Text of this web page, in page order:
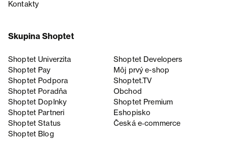
Kontakty
Skupina Shoptet
Shoptet Univerzita
Shoptet Developers
Shoptet Pay
Môj prvý e-shop
Shoptet Podpora
Shoptet.TV
Shoptet Poradňa
Obchod
Shoptet Doplnky
Shoptet Premium
Shoptet Partneri
Eshopisko
Shoptet Status
Česká e‑commerce
Shoptet Blog